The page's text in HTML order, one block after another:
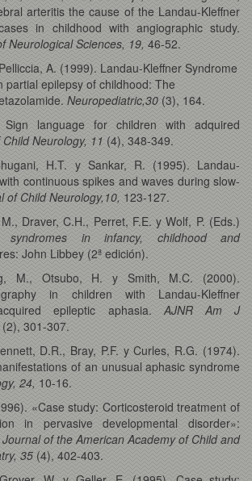
arteritis the cause of the Landau-Kleffner
in childhood with angiographic study.
Neurological Sciences, 19, 46-52.
A. (1999). Landau-Kleffner Syndrome
partial epilepsy of childhood: The
Neuropediatric,30 (3), 164.
language for children with adquired
Neurology, 11 (4), 348-349.
H.T. y Sankar, R. (1995). Landau-
continuous spikes and waves during slow-
of Child Neurology,10, 123-127.
Draver, C.H., Perret, F.E. y Wolf, P. (Eds.)
syndromes in infancy, childhood and
John Libbey (2ª edición).
M., Otsubo, H. y Smith, M.C. (2000).
in children with Landau-Kleffner
epileptic aphasia. AJNR Am J
(2), 301-307.
D.R., Bray, P.F. y Curles, R.G. (1974).
of an unusual aphasic syndrome
24, 10-16.
«Case study: Corticosteroid treatment of
in pervasive developmental disorder»:
Journal of the American Academy of Child and
35 (4), 402-403.